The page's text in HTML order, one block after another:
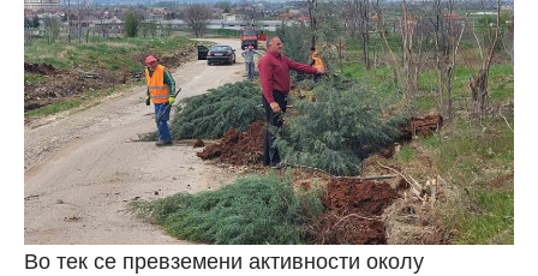
Во тек се превземени активности околу